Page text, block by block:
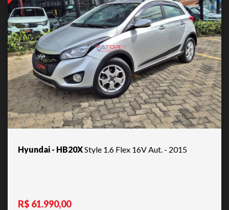
Hyundai - HB20X Style 1.6 Flex 16V Aut. - 2015
R$ 61.990,00